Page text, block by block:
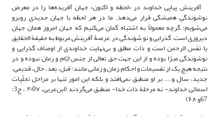
آفرینش پیاپی خداوند در «لحظه و اکنون» جهان آفریده‌ها را در معرض
نوشوَندگیِ همیشگی قرار می‌دهد. ما در هر لحظه با جهان جدیدی روبرو
می‌شویم؛ گرچه معمولاً به اشتباه گمان می‌کنیم که جهان امروز همان جهان
دیروزی است. گذرایی و نو شَوَندگی در عرصۀ آفرینش مربوط به حقیقة الحقایق
یا نَفَس الرحمن است و ذاتِ مطلق و بی‌نهایت خداوندی از اوصاف گذرایی و
نوشوَندگی مبرّا بوده و از این جهت حق تعالی از جنس ایّام و زمان نبوده و در
نتیجه هیچ یک از تقسیمات و احکام زمان و زمانی مانند: قبل، بَعد، حال، قدیمی،
جدید، سال و.... بر او منطبق نمی‌افتد و بلکه این امور تنها بر مراحل تجلّیِات
اسمائی خداوند- نه مرحلة ذات خدا- منطبق می‌گردند (ابن‌عربی، ۲۰0۷ ، ج3:
67و ۶۸)